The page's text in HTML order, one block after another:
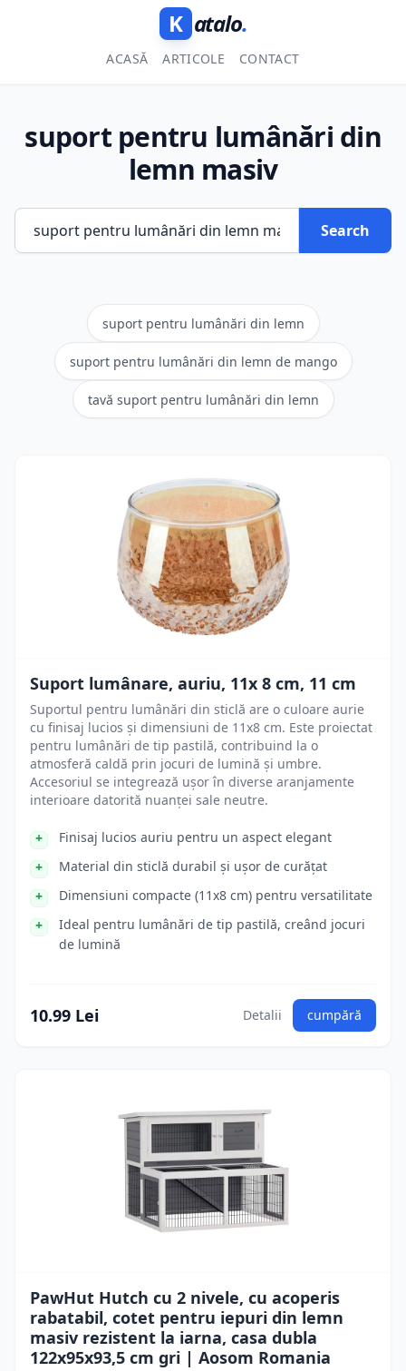
K atalo.
ACASĂ ARTICOLE CONTACT
suport pentru lumânări din
lemn masiv
Search
suport pentru lumânări din lemn
suport pentru lumânări din lemn de mango
tavă suport pentru lumânări din lemn
Suport lumânare, auriu, 11x 8 cm, 11 cm
Suportul pentru lumânări din sticlă are o culoare aurie
cu finisaj lucios și dimensiuni de 11x8 cm. Este proiectat
pentru lumânări de tip pastilă, contribuind la o
atmosferă caldă prin jocuri de lumină și umbre.
Accesoriul se integrează ușor în diverse aranjamente
interioare datorită nuanței sale neutre.
Finisaj lucios auriu pentru un aspect elegant
Material din sticlă durabil și ușor de curățat
Dimensiuni compacte (11x8 cm) pentru versatilitate
Ideal pentru lumânări de tip pastilă, creând jocuri
de lumină
10.99 Lei Detalii cumpără
PawHut Hutch cu 2 nivele, cu acoperis
rabatabil, cotet pentru iepuri din lemn
masiv rezistent la iarna, casa dubla
122x95x93,5 cm gri | Aosom Romania